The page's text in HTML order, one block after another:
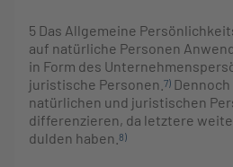
5 Das Allgemeine
auf natürliche Personen
in Form des
juristische Personen. 7)
natürlichen und juristischen
differenzieren, da letztere
dulden haben. 8)